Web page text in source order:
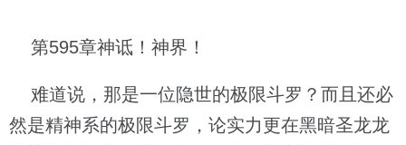
第595章神诋！神界！
难道说，那是一位隐世的极限斗罗？而且还必
然是精神系的极限斗罗，论实力更在黑暗圣龙龙